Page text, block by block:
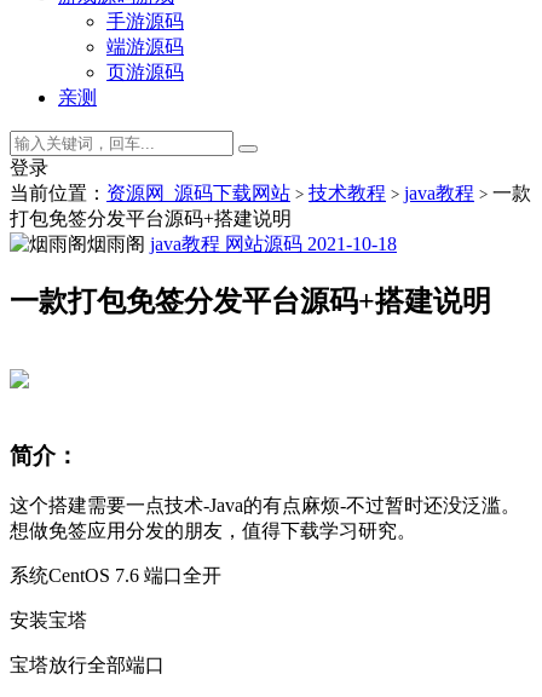
手游源码
端游源码
页游源码
亲测
登录
当前位置： 资源网_源码下载网站 > 技术教程 > java教程 > 一款
打包免签分发平台源码+搭建说明
烟雨阁 java教程 网站源码 2021-10-18
一款打包免签分发平台源码+搭建说明
简介：
这个搭建需要一点技术-Java的有点麻烦-不过暂时还没泛滥。
想做免签应用分发的朋友，值得下载学习研究。
系统CentOS 7.6 端口全开
安装宝塔
宝塔放行全部端口